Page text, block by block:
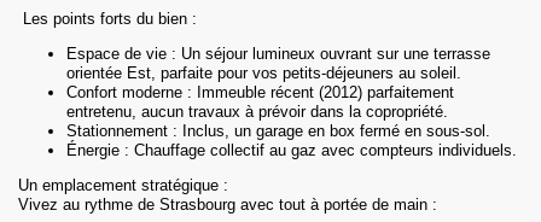
Les points forts du bien :
Espace de vie : Un séjour lumineux ouvrant sur une terrasse
orientée Est, parfaite pour vos petits-déjeuners au soleil.
Confort moderne : Immeuble récent (2012) parfaitement
entretenu, aucun travaux à prévoir dans la copropriété.
Stationnement : Inclus, un garage en box fermé en sous-sol.
Énergie : Chauffage collectif au gaz avec compteurs individuels.
Un emplacement stratégique :
Vivez au rythme de Strasbourg avec tout à portée de main :